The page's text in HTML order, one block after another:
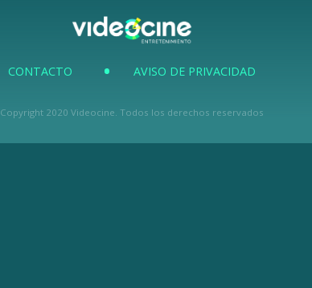
CONTACTO AVISO DE PRIVACIDAD
Copyright 2020 Videocine. Todos los derechos reservados